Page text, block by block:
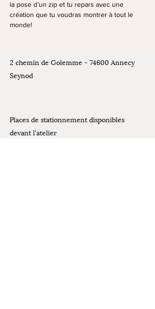
la pose d’un zip et tu repars avec une
création que tu voudras montrer à tout le
monde!
2 chemin de Golemme - 74600 Annecy
Seynod
Places de stationnement disponibles
devant l'atelier